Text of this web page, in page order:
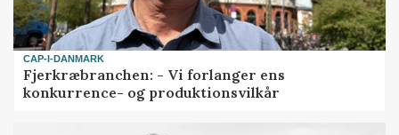
CAP-I-DANMARK
Fjerkræbranchen: - Vi forlanger ens
konkurrence- og produktionsvilkår